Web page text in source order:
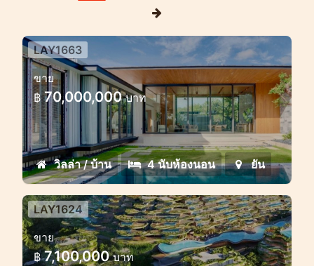
พูลวิลลาสมัยใหม่ใกล้หาดลายัน —
พื้นที่ส่วนตัวในเขตร้อนบนภูเก็ต
พูลวิลลาสมัยใหม่ใกล้หาดลายัน — พื้นที่ส่วน
ตัวในเขตร้อนบนภูเก็ต
LAY1663
ขาย
฿ 70,000,000บาท
วิลล่า / บ้าน 4 นับห้องนอน ยัน
โครงการที่พักอาศัยระดับพรีเมียม
ใกล้ชายหาดลากานะ ภูเก็ต
LAY1624
ขาย
฿ 7,100,000บาท